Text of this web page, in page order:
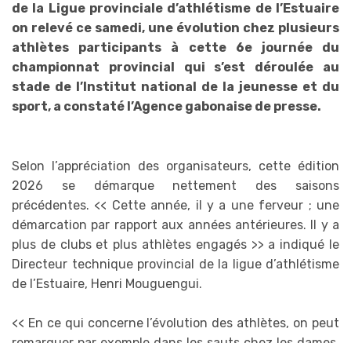
de la Ligue provinciale d’athlétisme de l’Estuaire
on relevé ce samedi, une évolution chez plusieurs
athlètes participants à cette 6e journée du
championnat provincial qui s’est déroulée au
stade de l’Institut national de la jeunesse et du
sport, a constaté l’Agence gabonaise de presse.
‎Selon l’appréciation des organisateurs, cette édition
2026 se démarque nettement des saisons
précédentes. << Cette année, il y a une ferveur ; une
démarcation par rapport aux années antérieures. Il y a
plus de clubs et plus athlètes engagés >> a indiqué le
Directeur technique provincial de la ligue d’athlétisme
de l’Estuaire, Henri Mouguengui.
‎<< En ce qui concerne l’évolution des athlètes, on peut